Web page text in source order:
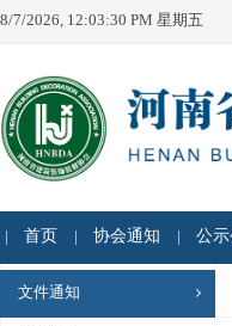
8/7/2026, 12:03:30 PM 星期五
首页 协会通知 公
文件通知